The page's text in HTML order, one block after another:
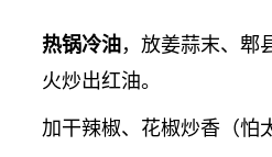
热锅冷油，放姜蒜末、郫
火炒出红油。
加干辣椒、花椒炒香（怕